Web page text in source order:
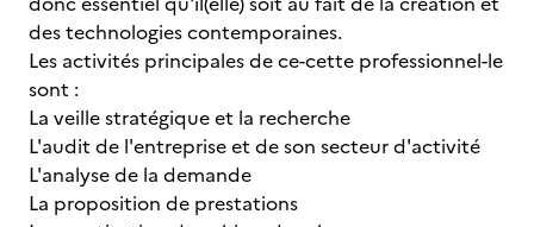
des technologies contemporaines.
Les activités principales de ce-cette professionnel-le
sont :
La veille stratégique et la recherche
L'audit de l'entreprise et de son secteur d'activité
L'analyse de la demande
La proposition de prestations